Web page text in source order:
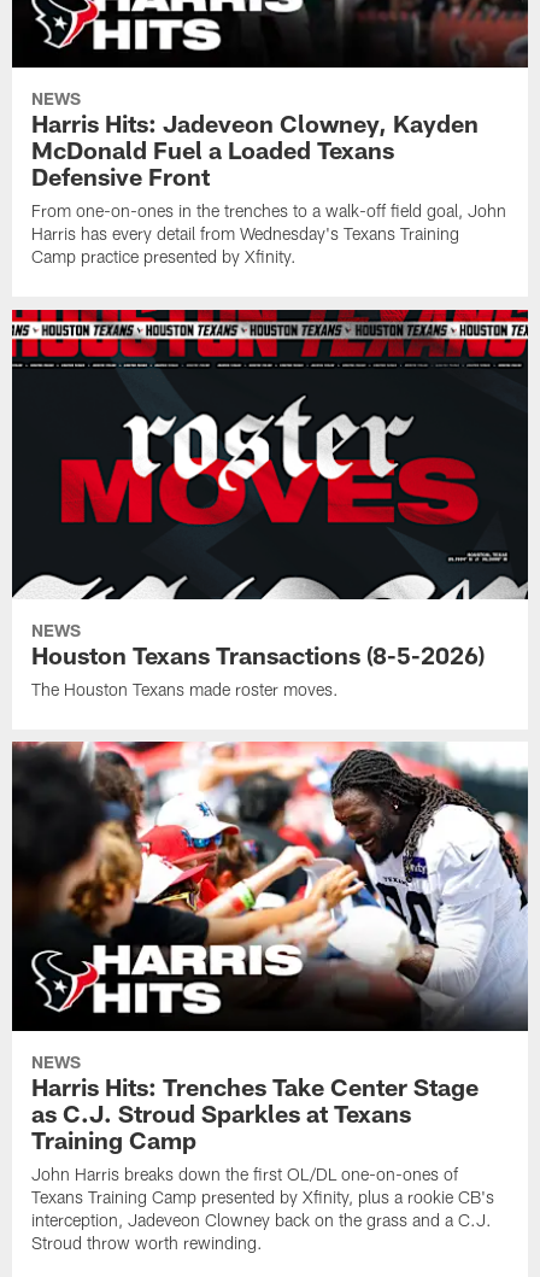
NEWS
Harris Hits: Jadeveon Clowney, Kayden
McDonald Fuel a Loaded Texans
Defensive Front
From one-on-ones in the trenches to a walk-off field goal, John
Harris has every detail from Wednesday's Texans Training
Camp practice presented by Xfinity.
NEWS
Houston Texans Transactions (8-5-2026)
The Houston Texans made roster moves.
NEWS
Harris Hits: Trenches Take Center Stage
as C.J. Stroud Sparkles at Texans
Training Camp
John Harris breaks down the first OL/DL one-on-ones of
Texans Training Camp presented by Xfinity, plus a rookie CB's
interception, Jadeveon Clowney back on the grass and a C.J.
Stroud throw worth rewinding.